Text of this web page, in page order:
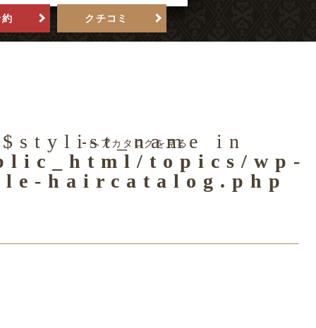
クチコミ
in
topics/wp-
haircatalog.php
ヘアカタログを見る